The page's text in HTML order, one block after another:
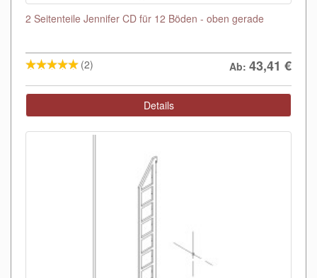
2 Seitenteile Jennifer CD für 12 Böden - oben gerade
(2) Ab: 43,41 €
Details